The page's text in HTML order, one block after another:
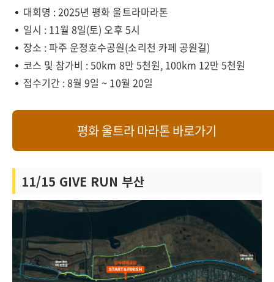
대회명 : 2025년 평화 울트라마라톤
일시 : 11월 8일(토) 오후 5시
장소 : 파주 운정호수공원(소리천 카페 공원길)
코스 및 참가비 : 50km 8만 5천원, 100km 12만 5천원
접수기간 : 8월 9일 ~ 10월 20일
평화 울트라 마라톤 바로가기
11/15 GIVE RUN 부산